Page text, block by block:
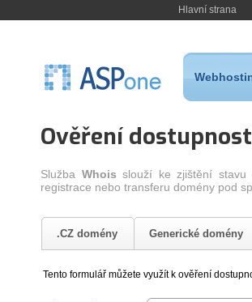
Hlavní strana
Ověření
Služba Whois slouží ke zjištění stavu
registrace nebo transferu domény pod
.CZ domény Generické domény
Tento formulář můžete využít k ověření